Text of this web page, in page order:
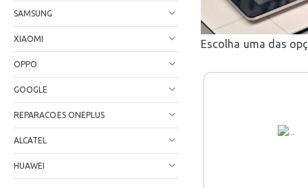
SAMSUNG
XIAOMI
OPPO
GOOGLE
REPARACOES ONEPLUS
ALCATEL
HUAWEI
Escolha uma das